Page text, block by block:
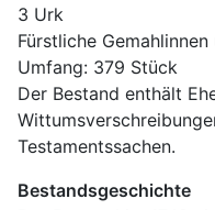
3 Urk
Fürstliche
Umfang: 379 Stück
Der Bestand enthält
Testamentssachen.
Bestandsgeschichte